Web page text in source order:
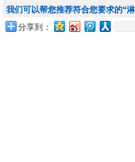
我们可以帮您推荐符合您要求的“
分享到：